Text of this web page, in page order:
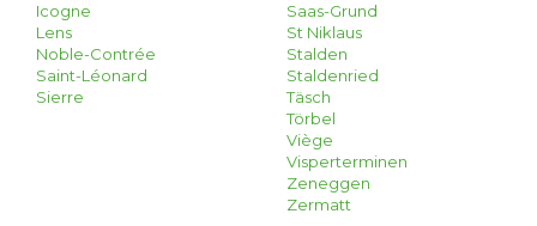
Icogne
Lens
Noble-Contrée
Saint-Léonard
Sierre
Saas-Grund
St Niklaus
Stalden
Staldenried
Täsch
Törbel
Viège
Visperterminen
Zeneggen
Zermatt